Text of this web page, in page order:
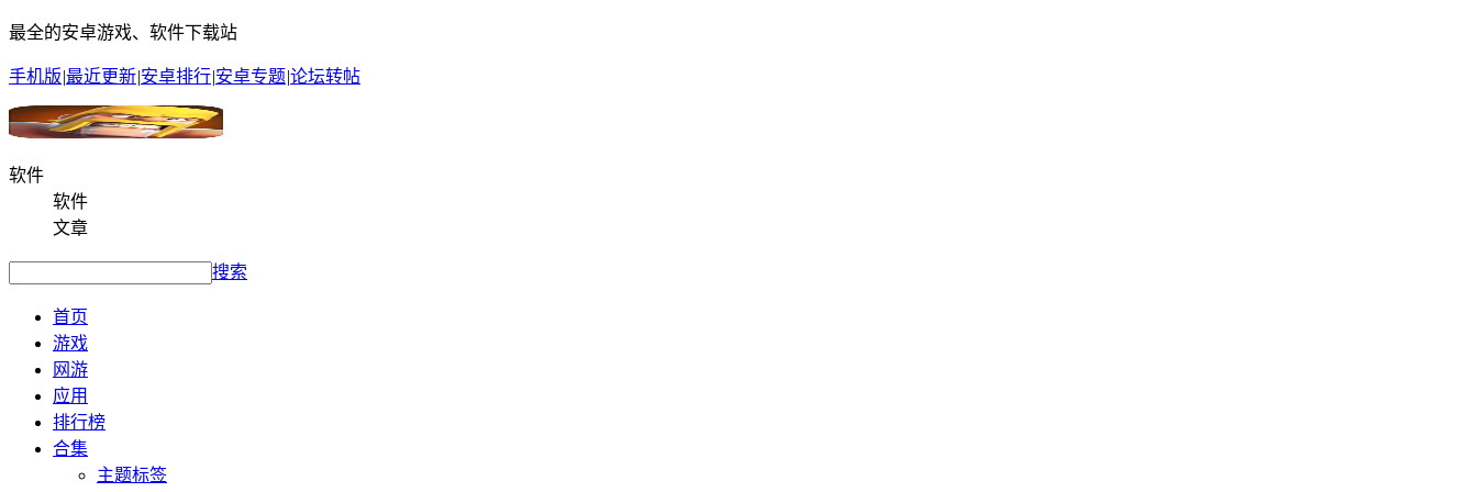
最全的安卓游戏、软件下载站
手机版|最近更新|安卓排行|安卓专题|论坛转帖
软件
软件
文章
搜索
首页
游戏
网游
应用
排行榜
合集
主题标签